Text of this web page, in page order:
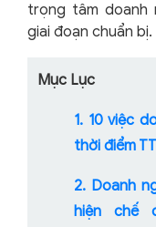
trọng tâm doanh
giai đoạn chuẩn bị.
Mục Lục
1. 10 việc
thời điểm
2. Doanh
hiện chế